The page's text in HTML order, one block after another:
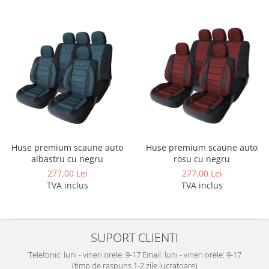
Carlige Kia
Carlige Kia EV4
Carlige Kia EV5
Carlige Kia PV5
Carlige Lada
Carlige Land Rover
Carlige Lexus
Carlige MAN
Covorase auto Vw
Scut motor Mazda
Scut motor Mercedes
Scut motor MG
Scut motor Mini
Scut motor Mitsubishi
Scut motor Opel
Scut motor Peugeot
Scut motor Porsche
Scut motor Skoda
Huse premium scaune auto
albastru cu negru
277,00 Lei
TVA inclus
Huse premium scaune auto
rosu cu negru
277,00 Lei
TVA inclus
SUPORT CLIENTI
Telefonic: luni - vineri orele: 9-17 Email: luni - vineri orele: 9-17
(timp de raspuns 1-2 zile lucratoare)